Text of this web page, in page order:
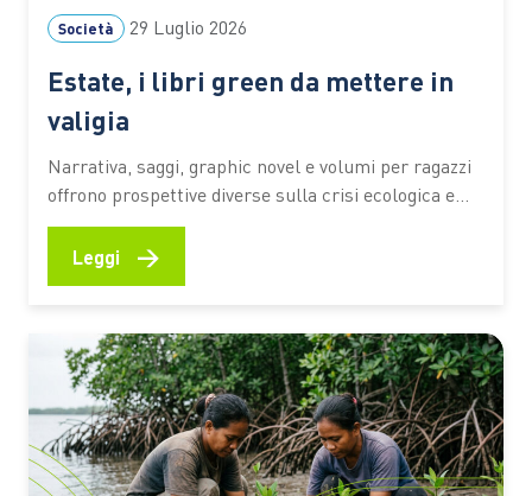
Società 29 Luglio 2026
Estate, i libri green da mettere in
valigia
Narrativa, saggi, graphic novel e volumi per ragazzi
offrono prospettive diverse sulla crisi ecologica e
sul rapporto tra persone e ambiente. I titoli
premiati dal Premio Demetra 2026 diventano una
selezione utile per riflettere su clima, turismo,
chi mette in valigia un…
Leggi →